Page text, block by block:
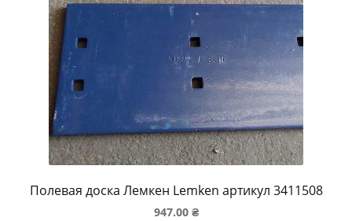
Полевая доска Лемкен Lemken артикул 3411508
947.00 ₴